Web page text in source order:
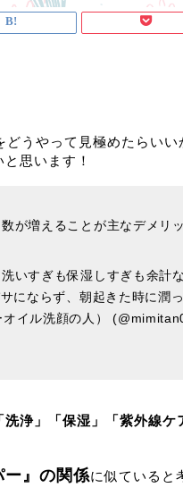
うやって見極めたらいい
思います！
が増えることが主なデメリ
いすぎも保湿しすぎも余計
にならず、朝起きた時に潤
イル洗顔の人）
洗浄」「保湿」「紫外線ケ
ー』の関係に似ていると